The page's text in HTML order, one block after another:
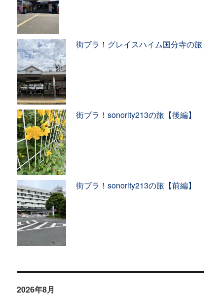
街ブラ！グレイスハイム国分寺の旅
街ブラ！sonority213の旅【後編】
街ブラ！sonority213の旅【前編】
2026年8月